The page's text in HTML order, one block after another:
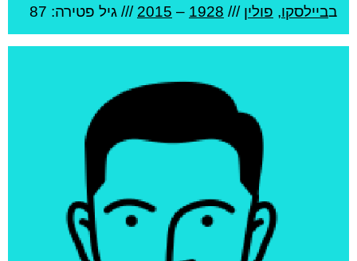
בביילסקו, פולין ///
1928
–
2015 /// גיל פטירה: 87